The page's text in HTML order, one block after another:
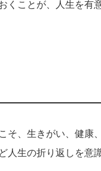
くことが、人生を有
そ、生きがい、健康
人生の折り返しを意